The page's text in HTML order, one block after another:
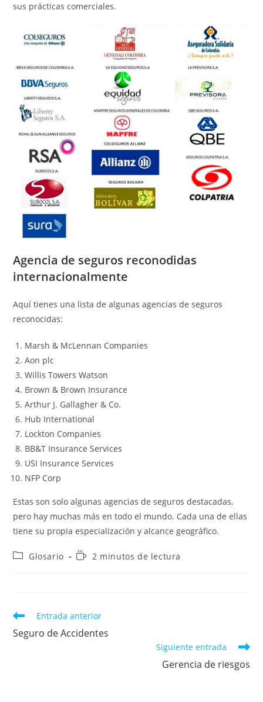
sus prácticas comerciales.
Agencia de seguros reconodidas
internacionalmente
Aquí tienes una lista de algunas agencias de seguros
reconocidas:
Marsh & McLennan Companies
Aon plc
Willis Towers Watson
Brown & Brown Insurance
Arthur J. Gallagher & Co.
Hub International
Lockton Companies
BB&T Insurance Services
USI Insurance Services
NFP Corp
Estas son solo algunas agencias de seguros destacadas,
pero hay muchas más en todo el mundo. Cada una de ellas
tiene su propia especialización y alcance geográfico.
Categoría
Glosario
Tiempo2 minutos de lectura
Leer
artículos
Entrada anterior
Seguro de Accidentes
Siguiente entrada
Gerencia de riesgos